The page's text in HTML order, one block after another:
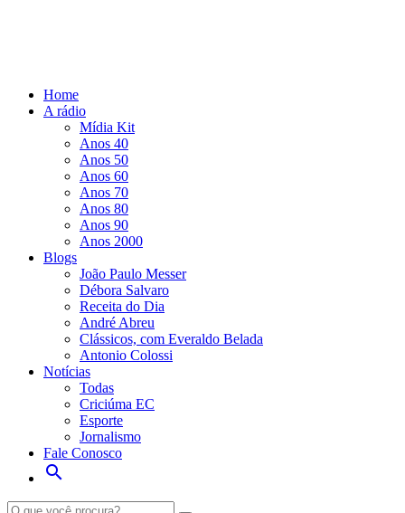
Home
A rádio
Mídia Kit
Anos 40
Anos 50
Anos 60
Anos 70
Anos 80
Anos 90
Anos 2000
Blogs
João Paulo Messer
Débora Salvaro
Receita do Dia
André Abreu
Clássicos, com Everaldo Belada
Antonio Colossi
Notícias
Todas
Criciúma EC
Esporte
Jornalismo
Fale Conosco
search